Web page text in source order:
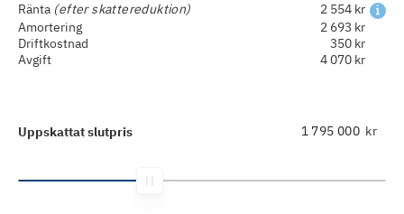
Ränta (efter skattereduktion)
2 554 kr
Amortering
2 693 kr
Driftkostnad
350 kr
Avgift
4 070 kr
Uppskattat slutpris kr